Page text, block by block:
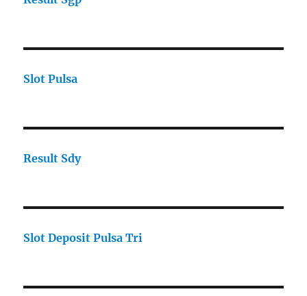
Slot Pulsa
Result Sdy
Slot Deposit Pulsa Tri